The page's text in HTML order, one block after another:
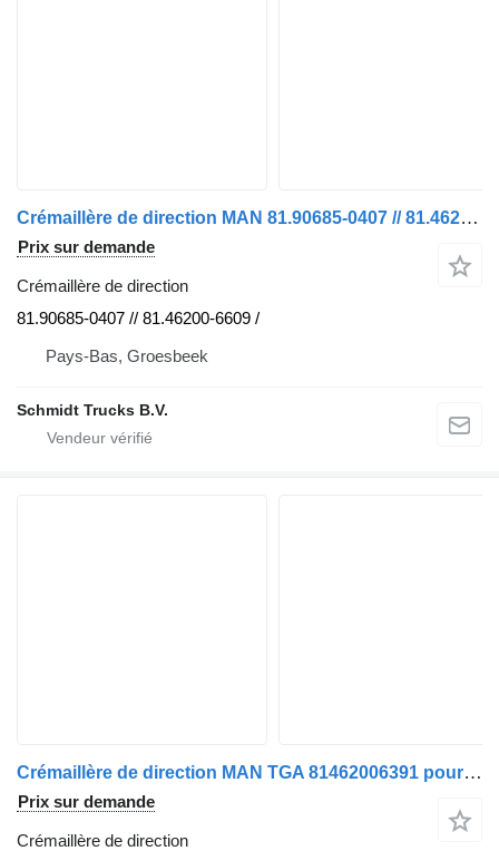
Crémaillère de direction MAN 81.90685-0407 // 81.46200-6609 // TYPE C 162 18.520 TGX MODEL 20 pour camion
Prix sur demande
Crémaillère de direction
81.90685-0407 // 81.46200-6609 /
Pays-Bas, Groesbeek
Schmidt Trucks B.V.
Crémaillère de direction MAN TGA 81462006391 pour camion MAN TGA
Prix sur demande
Crémaillère de direction